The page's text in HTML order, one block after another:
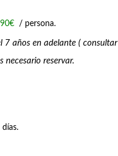
90€ / persona.
7 años en adelante (
necesario reservar.